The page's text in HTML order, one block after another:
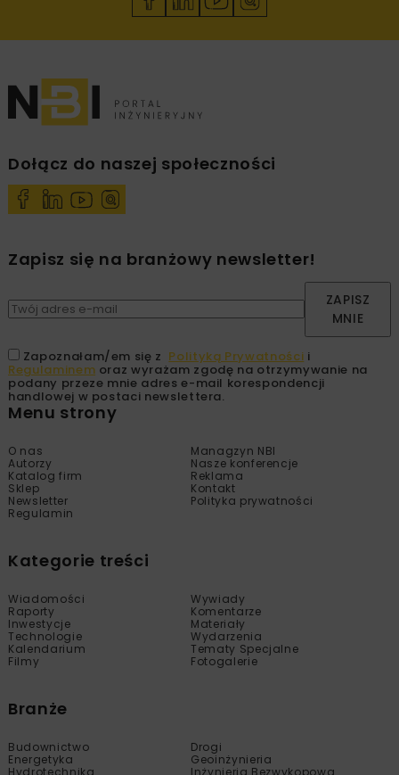
Dołącz do naszej społeczności
Zapisz się na branżowy newsletter!
ZAPISZ
MNIE
Zapoznałam/em się z Polityką Prywatności i
Regulaminem oraz wyrażam zgodę na otrzymywanie na
podany przeze mnie adres e-mail korespondencji
handlowej w postaci newslettera.
Menu strony
O nas
Managzyn NBI
Autorzy
Nasze konferencje
Katalog firm
Reklama
Sklep
Kontakt
Newsletter
Polityka prywatności
Regulamin
Kategorie treści
Wiadomości
Wywiady
Raporty
Komentarze
Inwestycje
Materiały
Technologie
Wydarzenia
Kalendarium
Tematy Specjalne
Filmy
Fotogalerie
Branże
Budownictwo
Drogi
Energetyka
Geoinżynieria
Hydrotechnika
Inżynieria Bezwykopowa